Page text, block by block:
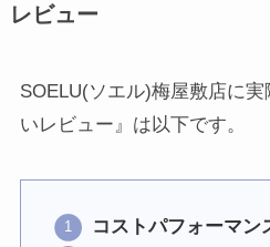
レビュー
SOELU(ソエル)梅屋敷店に
いレビュー』は以下です。
コストパフォーマン